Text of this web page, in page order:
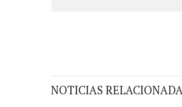
NOTICIAS